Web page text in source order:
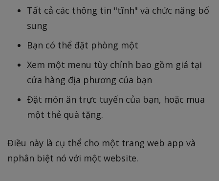
Tất cả các thông tin "tĩnh" và chức năng bổ
sung
Bạn có thể đặt phòng một
Xem một menu tùy chỉnh bao gồm giá tại
cửa hàng địa phương của bạn
Đặt món ăn trực tuyến của bạn, hoặc mua
một thẻ quà tặng.
Điều này là cụ thể cho một trang web app và
nphân biệt nó với một website.